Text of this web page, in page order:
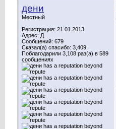
дени
Местный
Регистрация: 21.01.2013
Адрес: Д
Сообщений: 679
Сказал(а) спасибо: 3,409
Поблагодарили 3,108 раз(а) в 589
сообщениях